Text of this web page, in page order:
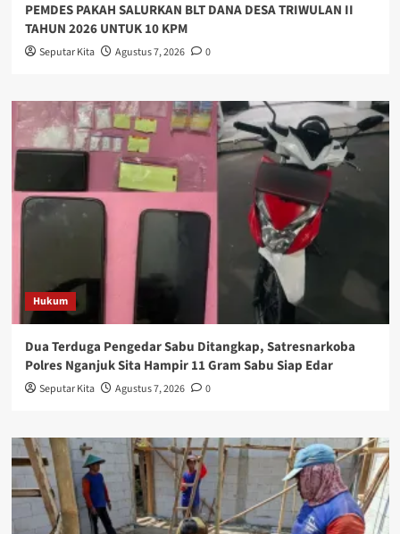
PEMDES PAKAH SALURKAN BLT DANA DESA TRIWULAN II
TAHUN 2026 UNTUK 10 KPM
Seputar Kita Agustus 7, 2026 0
Hukum
Dua Terduga Pengedar Sabu Ditangkap, Satresnarkoba
Polres Nganjuk Sita Hampir 11 Gram Sabu Siap Edar
Seputar Kita Agustus 7, 2026 0